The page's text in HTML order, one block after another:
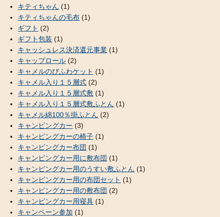
キティちゃん (1)
キティちゃんの毛布 (1)
ギフト (2)
ギフト包装 (1)
キャッシュレス決済還元事業 (1)
キャップロール (2)
キャメルのびふわケット (1)
キャメル入り１５層式 (2)
キャメル入り１５層式敷 (1)
キャメル入り１５層式敷ふとん (1)
キャメル綿100％掛ふとん (2)
キャンピングカー (3)
キャンピングカーの椅子 (1)
キャンピングカー布団 (1)
キャンピングカー用に敷布団 (1)
キャンピングカー用のうすい敷ふとん (1)
キャンピングカー用の布団セット (1)
キャンピングカー用の敷布団 (2)
キャンピングカー用寝具 (1)
キャンペーン参加 (1)